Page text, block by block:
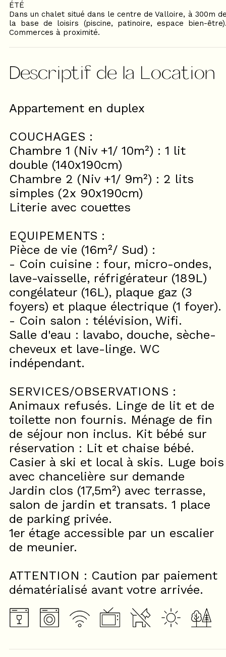
ÉTÉ
Dans un chalet situé dans le centre de Valloire, à 300m
la base de loisirs (piscine, patinoire, espace bien-
Commerces à proximité.
Descriptif de la Location
Appartement en duplex
COUCHAGES :
Chambre 1 (Niv +1/ 10m²) : 1 lit
double (140x190cm)
Chambre 2 (Niv +1/ 9m²) : 2 lits
simples (2x 90x190cm)
Literie avec couettes
EQUIPEMENTS :
Pièce de vie (16m²/ Sud) :
- Coin cuisine : four, micro-ondes,
lave-vaisselle, réfrigérateur (189L)
congélateur (16L), plaque gaz (3
foyers) et plaque électrique (1 foyer).
- Coin salon : télévision, Wifi.
Salle d'eau : lavabo, douche, sèche-
cheveux et lave-linge. WC
indépendant.
SERVICES/OBSERVATIONS :
Animaux refusés. Linge de lit et de
toilette non fournis. Ménage de fin
de séjour non inclus. Kit bébé sur
réservation : Lit et chaise bébé.
Casier à ski et local à skis. Luge bois
avec chancelière sur demande
Jardin clos (17,5m²) avec terrasse,
salon de jardin et transats. 1 place
de parking privée.
1er étage accessible par un escalier
de meunier.
ATTENTION : Caution par paiement
dématérialisé avant votre arrivée.